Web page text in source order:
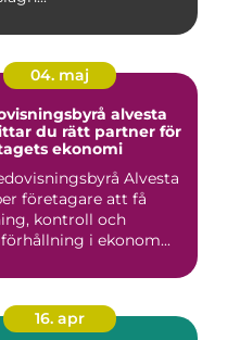
04. maj
alvesta
du rätt partner för
ekonomi
Alvesta
företagare att få
kontroll och
i ekonom...
16. apr